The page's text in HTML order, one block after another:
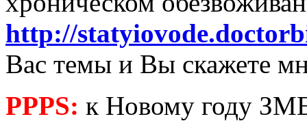
http://
Вас темы и Вы скажете
PPPS: к Новому году